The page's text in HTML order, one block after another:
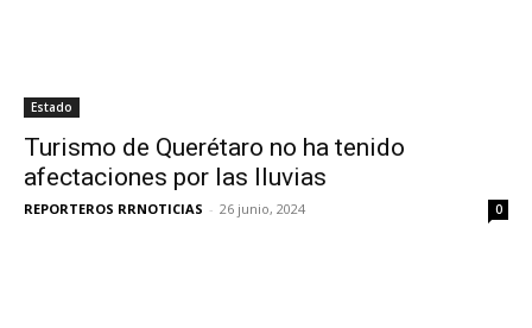
Estado
Turismo de Querétaro no ha tenido
afectaciones por las lluvias
REPORTEROS RRNOTICIAS - 26 junio, 2024 0